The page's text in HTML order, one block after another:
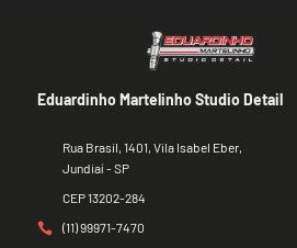
Eduardinho Martelinho Studio Detail
Rua Brasil, 1401, Vila Isabel Eber,
Jundiaí - SP
CEP 13202-284
(11) 99971-7470